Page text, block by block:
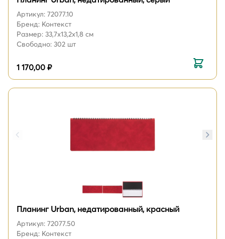
Артикул: 72077.10
Бренд: Контекст
Размер: 33,7х13,2х1,8 см
Свободно: 302 шт
1 170,00 ₽
Планинг Urban, недатированный, красный
Артикул: 72077.50
Бренд: Контекст